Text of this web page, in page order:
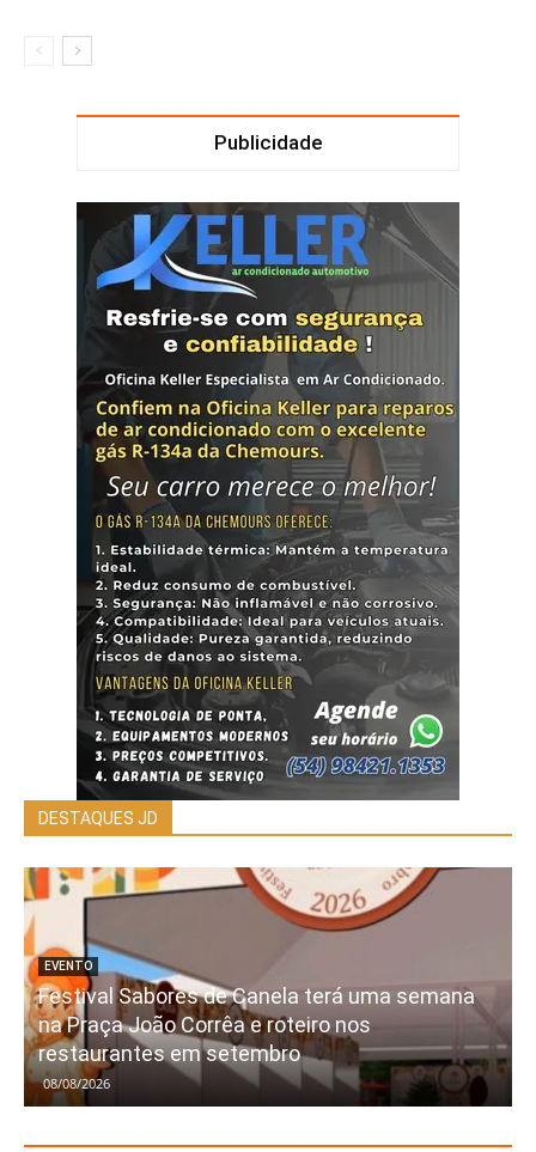
Publicidade
DESTAQUES JD
EVENTO
Festival Sabores de Canela terá uma semana
na Praça João Corrêa e roteiro nos
restaurantes em setembro
08/08/2026